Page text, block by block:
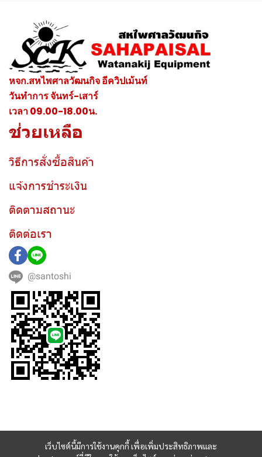
เว็บไซต์นี้มีการใช้งานคุกกี้ เพื่อเพิ่มประสิทธิภาพและ
หจก.สหไพศาลวัฒนกิจ อีควิปเม้นท์
วันทำการ จันทร์-เสาร์
เวลา 09.00-18.00น.
ช่วยเหลือ
วิธีการสั่งซื้อสินค้า
แจ้งการชำระเงิน
ติดตามสถานะ
ติดต่อเรา
@santoshi